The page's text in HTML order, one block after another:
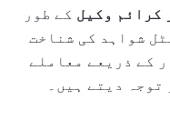
کرائم وکیل کے طور
شواہد کی شناخت
کے ذریعے معاملے
دیتے ہیں۔